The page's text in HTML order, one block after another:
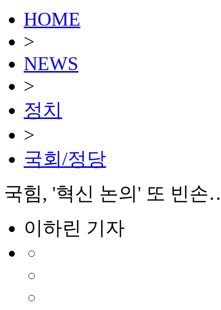
HOME
>
NEWS
>
정치
>
국회/정당
국힘, '혁신 논의' 또 빈
이하린 기자